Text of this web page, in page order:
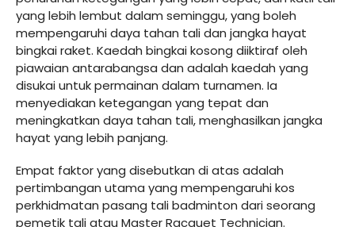
yang lebih lembut dalam seminggu, yang boleh
mempengaruhi daya tahan tali dan jangka hayat
bingkai raket. Kaedah bingkai kosong diiktiraf oleh
piawaian antarabangsa dan adalah kaedah yang
disukai untuk permainan dalam turnamen. Ia
menyediakan ketegangan yang tepat dan
meningkatkan daya tahan tali, menghasilkan jangka
hayat yang lebih panjang.
Empat faktor yang disebutkan di atas adalah
pertimbangan utama yang mempengaruhi kos
perkhidmatan pasang tali badminton dari seorang
pemetik tali atau Master Racquet Technician.